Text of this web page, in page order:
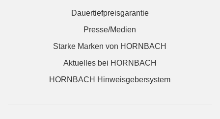
Dauertiefpreisgarantie
Presse/Medien
Starke Marken von HORNBACH
Aktuelles bei HORNBACH
HORNBACH Hinweisgebersystem